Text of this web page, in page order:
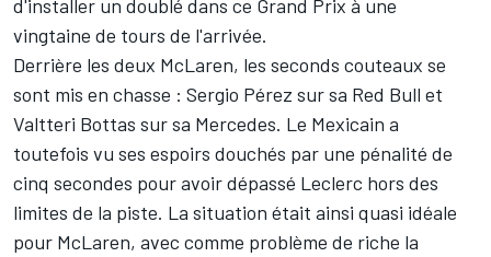
d'installer un doublé dans ce Grand Prix à une
vingtaine de tours de l'arrivée.
Derrière les deux McLaren, les seconds couteaux se
sont mis en chasse : Sergio Pérez sur sa Red Bull et
Valtteri Bottas sur sa Mercedes. Le Mexicain a
toutefois vu ses espoirs douchés par une pénalité de
cinq secondes pour avoir dépassé Leclerc hors des
limites de la piste. La situation était ainsi quasi idéale
pour McLaren, avec comme problème de riche la